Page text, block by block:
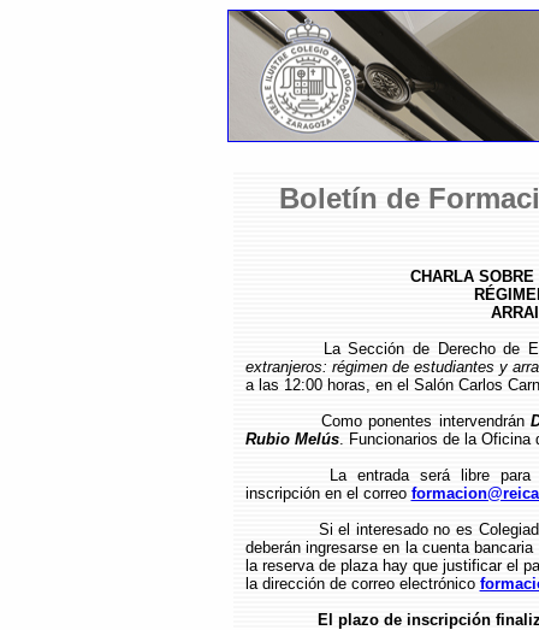
Boletín de
CHARLA
La Sección de Derecho de
extranjeros: régimen de estudiantes y
a las 12:00 horas, en el Salón Carlos
Como ponentes intervendrán
Rubio Melús. Funcionarios de la Oficina
La entrada será libre para
inscripción en el correo
Si el interesado no es
deberán ingresarse en la cuenta
la reserva de plaza hay que justificar el
la dirección de correo electrónico
El plazo de inscripción